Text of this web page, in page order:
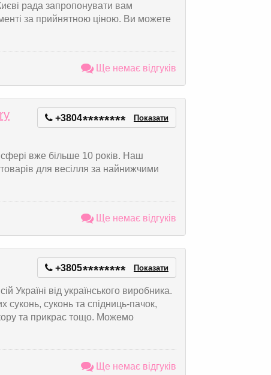
рада запропонувати вам
за прийнятною ціною. Ви можете
Ще немає відгуків
+3804******** Показати
вже більше 10 років. Наш
для весілля за найнижчими
Ще немає відгуків
+3805******** Показати
Україні від українського виробника.
суконь, суконь та спідниць-пачок,
та прикрас тощо. Можемо
Ще немає відгуків